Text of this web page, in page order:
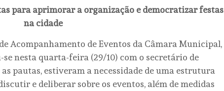
para aprimorar a organização e democratizar festas
na cidade
Acompanhamento de Eventos da Câmara Municipal,
nesta quarta-feira (29/10) com o secretário de
pautas, estiveram a necessidade de uma estrutura
e deliberar sobre os eventos, além de medidas